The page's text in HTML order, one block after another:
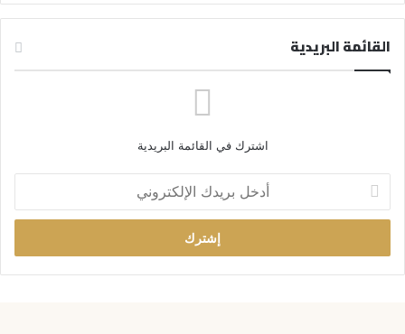
القائمة البريدية
اشترك في القائمة البريدية
خ
ب
ر